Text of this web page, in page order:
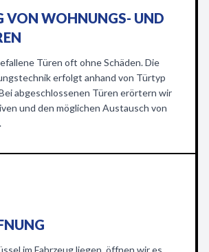
VON WOHNUNGS- UND
Türen oft ohne Schäden. Die
erfolgt anhand von Türtyp
abgeschlossenen Türen erörtern wir
und den möglichen Austausch von
im Fahrzeug liegen, öffnen wir es